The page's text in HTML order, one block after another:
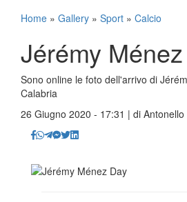
Home » Gallery » Sport » Calcio
Jérémy
Sono online le foto dell'arrivo di
Calabria
26 Giugno 2020 - 17:31 | di Antonello